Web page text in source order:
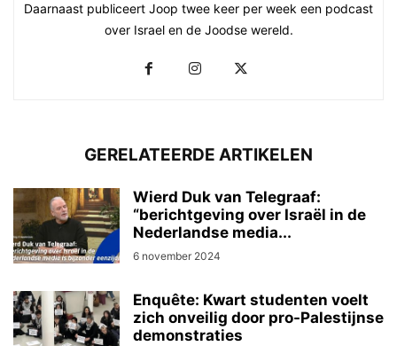
Daarnaast publiceert Joop twee keer per week een podcast
over Israel en de Joodse wereld.
GERELATEERDE ARTIKELEN
Wierd Duk van Telegraaf:
“berichtgeving over Israël in de
Nederlandse media...
6 november 2024
Enquête: Kwart studenten voelt
zich onveilig door pro-Palestijnse
demonstraties